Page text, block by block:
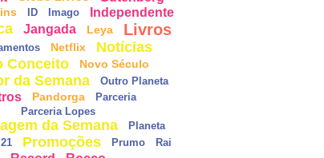
ID Imago Independente
Jangada Leya Livros
Netflix
Notícias
Conceito
Novo Século
da Semana Outro Planeta
Pandorga
Parceria
Parceria Lopes
da Semana
Planeta
Promoções Prumo Rai